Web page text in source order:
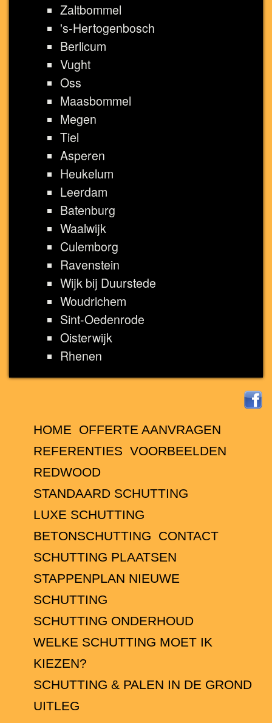
Zaltbommel
's-Hertogenbosch
Berlicum
Vught
Oss
Maasbommel
Megen
Tiel
Asperen
Heukelum
Leerdam
Batenburg
Waalwijk
Culemborg
Ravenstein
Wijk bij Duurstede
Woudrichem
Sint-Oedenrode
Oisterwijk
Rhenen
HOME
OFFERTE AANVRAGEN
REFERENTIES VOORBEELDEN
REDWOOD
STANDAARD SCHUTTING
LUXE SCHUTTING
BETONSCHUTTING
CONTACT
SCHUTTING PLAATSEN
STAPPENPLAN NIEUWE
SCHUTTING
SCHUTTING ONDERHOUD
WELKE SCHUTTING MOET IK
KIEZEN?
SCHUTTING & PALEN IN DE GROND
UITLEG